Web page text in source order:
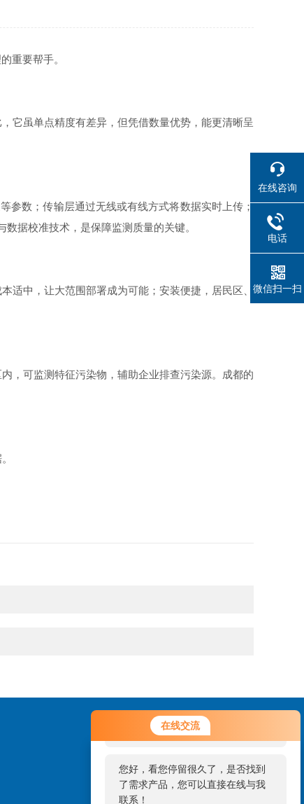
在线交流
您好！欢迎前来咨询，很高兴为您
服务，请问您要咨询什么问题呢？
您好，看您停留很久了，是否找到
了需求产品，您可以直接在线与我
联系！
重要帮手。
它虽单点精度有差异，但凭借数量优势，能更清晰呈
参数；传输层通过无线或有线方式将数据实时上传；
据校准技术，是保障监测质量的关键。
适中，让大范围部署成为可能；安装便捷，居民区、
，可监测特征污染物，辅助企业排查污染源。成都的
在线咨询
电话
微信扫一扫